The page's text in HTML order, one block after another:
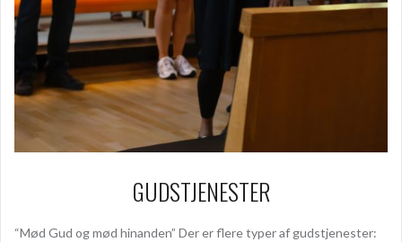
GUDSTJENESTER
“Mød Gud og mød hinanden” Der er flere typer af gudstjenester: